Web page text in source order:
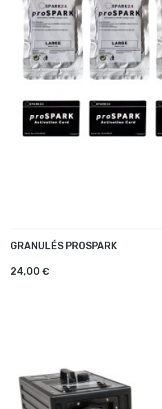
GRANULÉS PROSPARK
24,00 €